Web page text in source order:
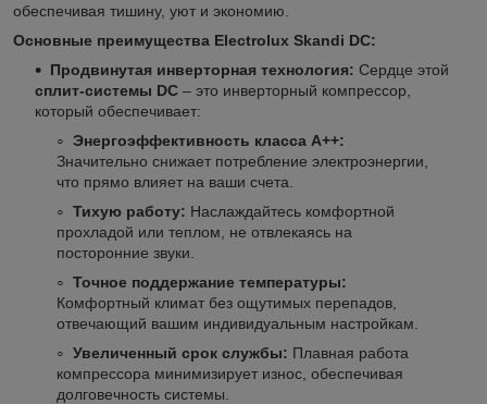
обеспечивая тишину, уют и экономию.
Основные преимущества Electrolux Skandi DC:
Продвинутая инверторная технология: Сердце этой
сплит-системы DC – это инверторный компрессор,
который обеспечивает:
Энергоэффективность класса А++:
Значительно снижает потребление электроэнергии,
что прямо влияет на ваши счета.
Тихую работу: Наслаждайтесь комфортной
прохладой или теплом, не отвлекаясь на
посторонние звуки.
Точное поддержание температуры:
Комфортный климат без ощутимых перепадов,
отвечающий вашим индивидуальным настройкам.
Увеличенный срок службы: Плавная работа
компрессора минимизирует износ, обеспечивая
долговечность системы.